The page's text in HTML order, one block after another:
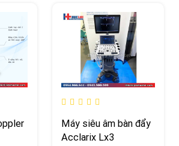
Máy siêu âm bàn đẩy
Acclarix Lx3